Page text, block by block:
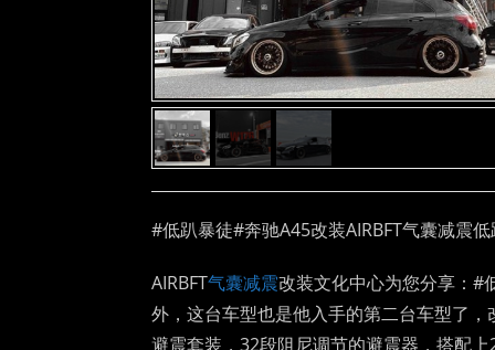
#低趴暴徒#奔驰A45改装AIRBFT气囊减震
AIRBFT气囊减震改装文化中心为您分享：#
外，这台车型也是他入手的第二台车型了
避震套装，32段阻尼调节的避震器，搭配